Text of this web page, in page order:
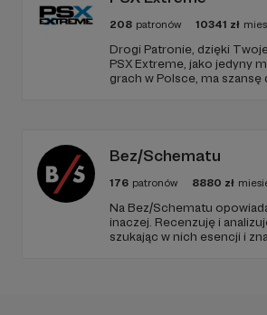
208 patronów 10341 zł
Drogi Patronie, dzięki
PSX Extreme, jako jedyny
grach w Polsce, ma szansę
Bez/Schematu
176 patronów 8880 zł
Na Bez/Schematu
inaczej. Recenzuję i
szukając w nich esencji i